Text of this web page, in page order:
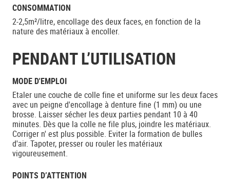
CONSOMMATION
2-2,5m²/litre, encollage des deux faces, en fonction de la
nature des matériaux à encoller.
PENDANT L’UTILISATION
MODE D'EMPLOI
Etaler une couche de colle fine et uniforme sur les deux faces
avec un peigne d'encollage à denture fine (1 mm) ou une
brosse. Laisser sécher les deux parties pendant 10 à 40
minutes. Dès que la colle ne file plus, joindre les matériaux.
Corriger n' est plus possible. Eviter la formation de bulles
d'air. Tapoter, presser ou rouler les matériaux
vigoureusement.
POINTS D’ATTENTION